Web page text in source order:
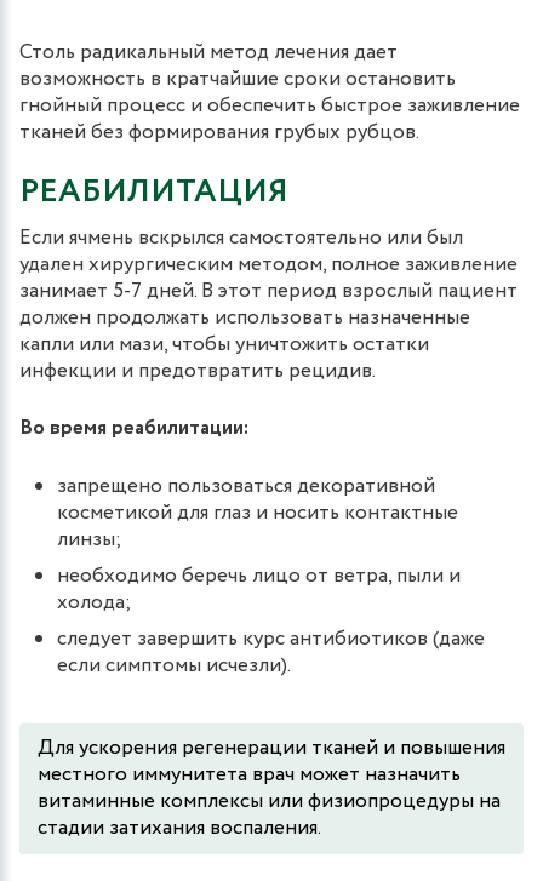
Столь радикальный метод лечения дает
возможность в кратчайшие сроки остановить
гнойный процесс и обеспечить быстрое заживление
тканей без формирования грубых рубцов.
РЕАБИЛИТАЦИЯ
Если ячмень вскрылся самостоятельно или был
удален хирургическим методом, полное заживление
занимает 5-7 дней. В этот период взрослый пациент
должен продолжать использовать назначенные
капли или мази, чтобы уничтожить остатки
инфекции и предотвратить рецидив.
Во время реабилитации:
запрещено пользоваться декоративной
косметикой для глаз и носить контактные
линзы;
необходимо беречь лицо от ветра, пыли и
холода;
следует завершить курс антибиотиков (даже
если симптомы исчезли).
Для ускорения регенерации тканей и повышения
местного иммунитета врач может назначить
витаминные комплексы или физиопроцедуры на
стадии затихания воспаления.